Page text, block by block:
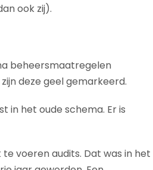
ook zij).
beheersmaatregelen
deze geel gemarkeerd.
in het oude schema. Er is
voeren audits. Dat was in het